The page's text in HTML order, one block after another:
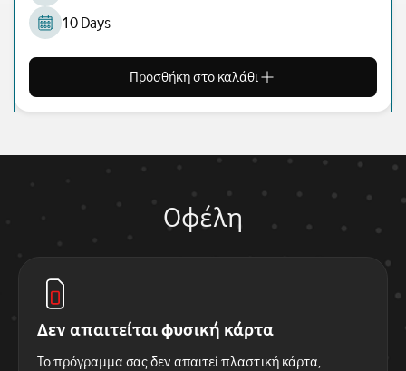
10 Days
Προσθήκη στο καλάθι
Οφέλη
Δεν απαιτείται φυσική κάρτα
Το πρόγραμμα σας δεν απαιτεί πλαστική κάρτα,